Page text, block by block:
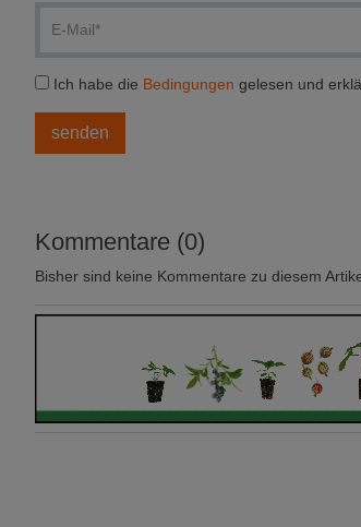
Ich habe die Bedingungen gelesen und
Kommentare (0)
Bisher sind keine Kommentare zu diesem